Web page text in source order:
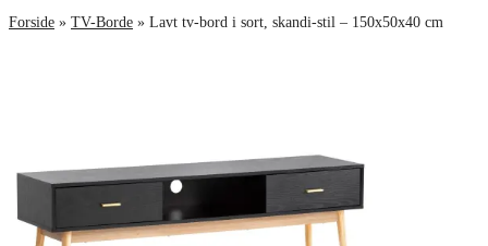
Forside » TV-Borde » Lavt tv-bord i sort, skandi-stil – 150x50x40 cm